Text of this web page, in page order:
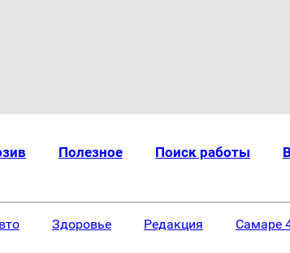
Полезное Поиск работы
Здоровье Редакция Самаре